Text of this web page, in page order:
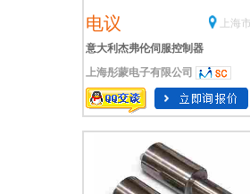
电议
上海
意大利杰弗伦伺服控制器
上海彤蒙电子有限公司